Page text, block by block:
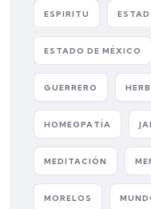
ESPIRITU
ESTADO DE MÉXICO
GUERRERO
HOMEOPATÍA
MEDITACIÓN
MORELOS